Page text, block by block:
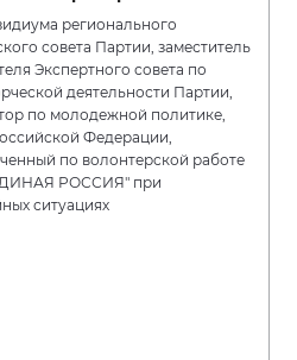
регионального
совета Партии, заместитель
Экспертного совета по
деятельности Партии,
по молодежной политике,
Федерации,
по волонтерской работе
РОССИЯ" при
ситуациях